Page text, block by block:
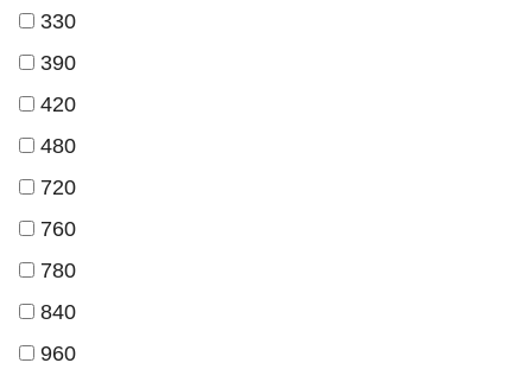
330
390
420
480
720
760
780
840
960